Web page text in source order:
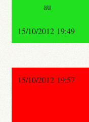
au
15/10/2012 19:49
15/10/2012 19:57